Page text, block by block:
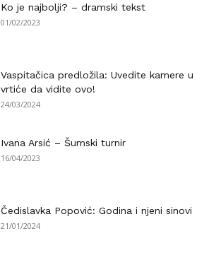
Ko je najbolji? – dramski tekst
01/02/2023
Vaspitačica predložila: Uvedite kamere u
vrtiće da vidite ovo!
24/03/2024
Ivana Arsić – Šumski turnir
16/04/2023
Čedislavka Popović: Godina i njeni sinovi
21/01/2024